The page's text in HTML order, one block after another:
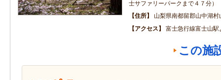
士サファリーパークまで４７分）
住所
山梨県南都留郡山中湖
アクセス
富士急行線富士山
この施